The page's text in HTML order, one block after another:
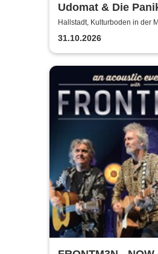
Udomat & Die
Hallstadt, Kulturboden in der
31.10.2026